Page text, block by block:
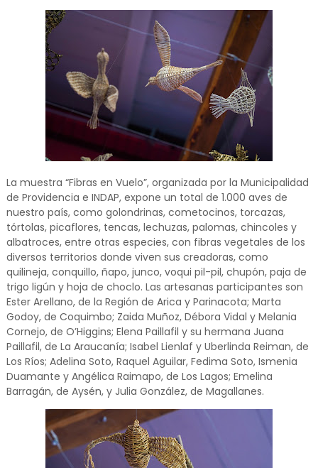
La muestra “Fibras en Vuelo”, organizada por la Municipalidad
de Providencia e INDAP, expone un total de 1.000 aves de
nuestro país, como golondrinas, cometocinos, torcazas,
tórtolas, picaflores, tencas, lechuzas, palomas, chincoles y
albatroces, entre otras especies, con fibras vegetales de los
diversos territorios donde viven sus creadoras, como
quilineja, conquillo, ñapo, junco, voqui pil-pil, chupón, paja de
trigo ligún y hoja de choclo. Las artesanas participantes son
Ester Arellano, de la Región de Arica y Parinacota; Marta
Godoy, de Coquimbo; Zaida Muñoz, Débora Vidal y Melania
Cornejo, de O’Higgins; Elena Paillafil y su hermana Juana
Paillafil, de La Araucanía; Isabel Lienlaf y Uberlinda Reiman, de
Los Ríos; Adelina Soto, Raquel Aguilar, Fedima Soto, Ismenia
Duamante y Angélica Raimapo, de Los Lagos; Emelina
Barragán, de Aysén, y Julia González, de Magallanes.